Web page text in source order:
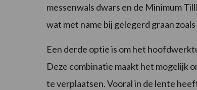
messenwals dwars en de Minimum
wat met name bij gelegerd graan
Een derde optie is om het
Deze combinatie maakt het mogelijk
te verplaatsen. Vooral in de lente